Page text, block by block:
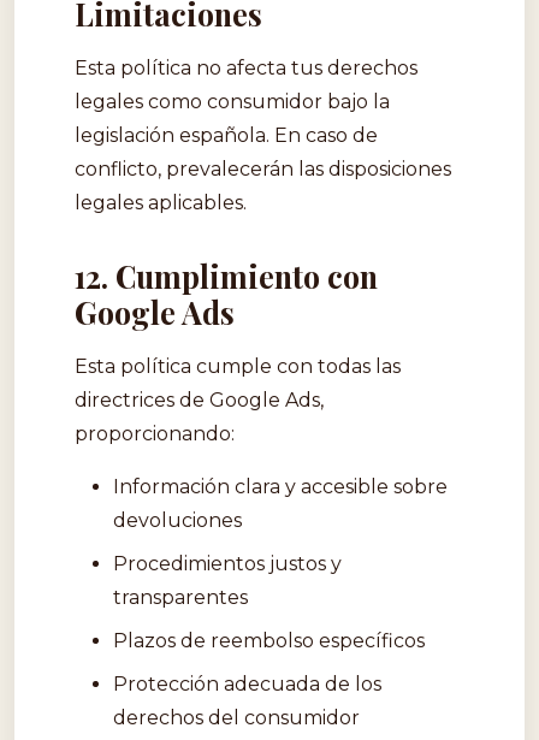
Limitaciones
Esta política no afecta tus derechos
legales como consumidor bajo la
legislación española. En caso de
conflicto, prevalecerán las disposiciones
legales aplicables.
12. Cumplimiento con
Google Ads
Esta política cumple con todas las
directrices de Google Ads,
proporcionando:
Información clara y accesible sobre
devoluciones
Procedimientos justos y
transparentes
Plazos de reembolso específicos
Protección adecuada de los
derechos del consumidor